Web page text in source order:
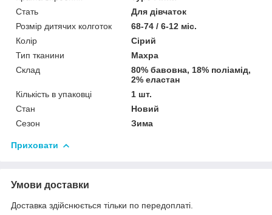
Стать
Для дівчаток
Розмір дитячих колготок
68-74 / 6-12 міс.
Колір
Сірий
Тип тканини
Махра
Склад
80% бавовна, 18% поліамід,
2% еластан
Кількість в упаковці
1 шт.
Стан
Новий
Сезон
Зима
Приховати
Умови доставки
Доставка здійснюється тільки по передоплаті.